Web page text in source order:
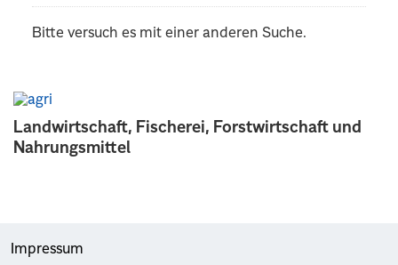
Landwirtschaft, Fischerei, Forstwirtschaft und
Nahrungsmittel
Bitte versuch es mit einer anderen Suche.
Impressum